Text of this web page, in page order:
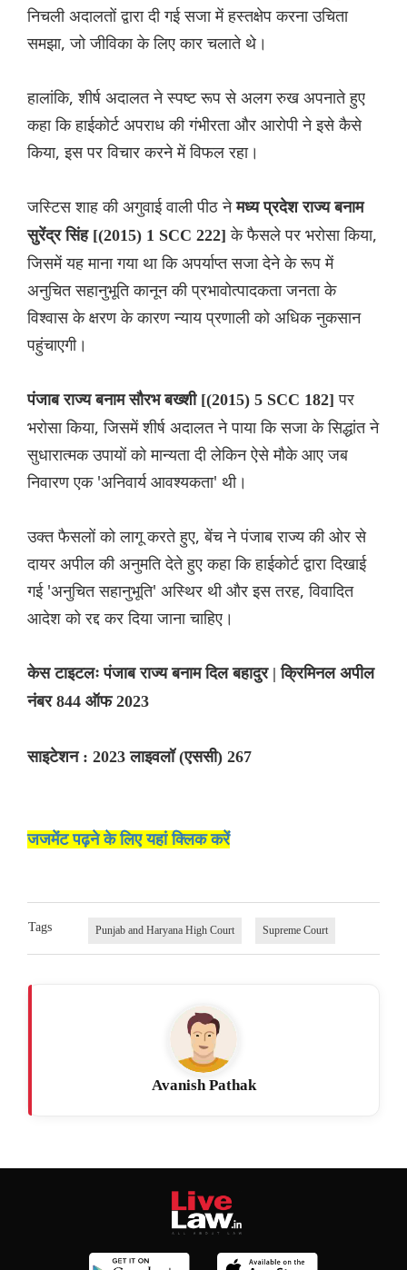
निचली अदालतों द्वारा दी गई सजा में हस्तक्षेप करना उच‌िता
समझा, जो जीविका के लिए कार चलाते थे।
हालांकि, शीर्ष अदालत ने स्पष्ट रूप से अलग रुख अपनाते हुए
कहा कि ‌हाईकोर्ट अपराध की गंभीरता और आरोपी ने इसे कैसे
किया, इस पर विचार करने में विफल रहा।
जस्टिस शाह की अगुवाई वाली पीठ नेमध्य प्रदेश राज्य बनाम
सुरेंद्र सिंह [(2015) 1 SCC 222]के फैसले पर भरोसा किया,
जिसमें यह माना गया था कि अपर्याप्त सजा देने के रूप में
अनुचित सहानुभूति कानून की प्रभावोत्पादकता जनता के
विश्वास के क्षरण के कारण न्याय प्रणाली को अधिक नुकसान
पहुंचाएगी।
पंजाब राज्य बनाम सौरभ बख्शी [(2015) 5 SCC 182]पर
भरोसा किया, जिसमें शीर्ष अदालत ने पाया कि सजा के सिद्धांत ने
सुधारात्मक उपायों को मान्यता दी लेकिन ऐसे मौके आए जब
निवारण एक 'अनिवार्य आवश्यकता' थी।
उक्त फैसलों को लागू करते हुए, बेंच ने पंजाब राज्य की ओर से
दायर अपील की अनुमति देते हुए कहा कि हाईकोर्ट द्वारा दिखाई
गई 'अनुचित सहानुभूति' अस्थिर थी और इस तरह, विवादित
आदेश को रद्द कर दिया जाना चाहिए।
केस टाइटलःपंजाब राज्य बनाम दिल बहादुर | क्रिमिनल अपील
नंबर 844 ऑफ 2023
साइटेशन : 2023 लाइवलॉ (एससी) 267
जजमेंट पढ़ने के लिए यहां क्लिक करें
Tags Punjab and Haryana High Court Supreme Court
Avanish Pathak